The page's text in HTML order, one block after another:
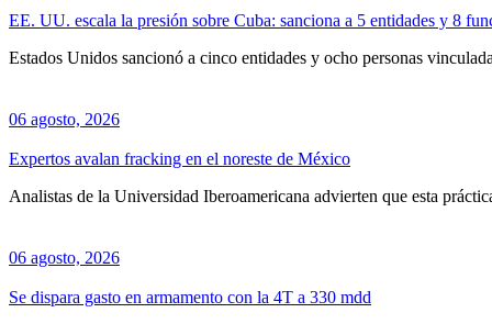
EE. UU. escala la presión sobre Cuba: sanciona a 5 entidades y 8
Estados Unidos sancionó a cinco entidades y ocho personas
06 agosto, 2026
Expertos avalan fracking en el noreste de México
Analistas de la Universidad Iberoamericana advierten que esta
06 agosto, 2026
Se dispara gasto en armamento con la 4T a 330 mdd